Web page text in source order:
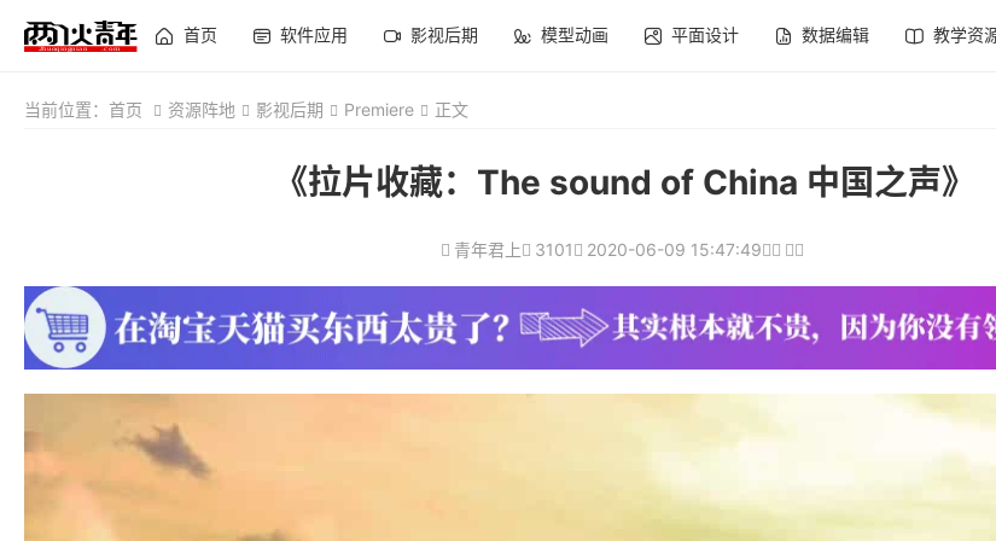
首页 软件应用 影视后期 模型动画 平面设计 数据编辑 教学资
当前位置： 首页 资源阵地 影视后期 Premiere 正文
《拉片收藏：The sound of China 中国之声》
青年君上 3101 2020-06-09 15:47:49